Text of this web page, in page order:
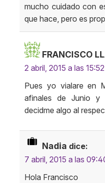
mucho cuidado con
que hace, pero es
FRANCISCO
2 abril, 2015 a las 15:52
Pues yo vialare en
afinales de Junio y
decidme algo al
Nadia dice:
7 abril, 2015 a las
Hola Francisco